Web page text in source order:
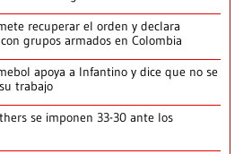
recuperar el orden y declara
grupos armados en Colombia
apoya a Infantino y dice que no se
trabajo
se imponen 33-30 ante los